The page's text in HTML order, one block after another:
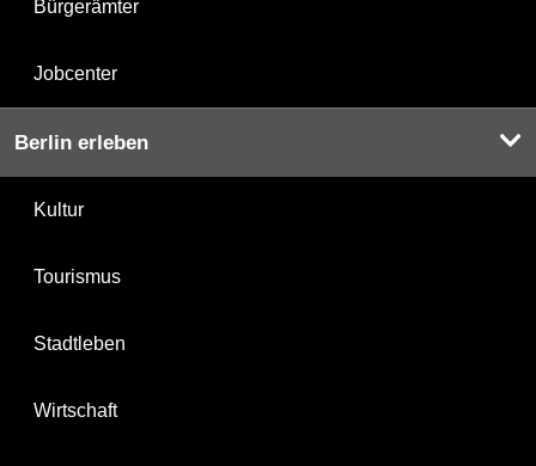
Bürgerämter
Jobcenter
Berlin erleben
Kultur
Tourismus
Stadtleben
Wirtschaft